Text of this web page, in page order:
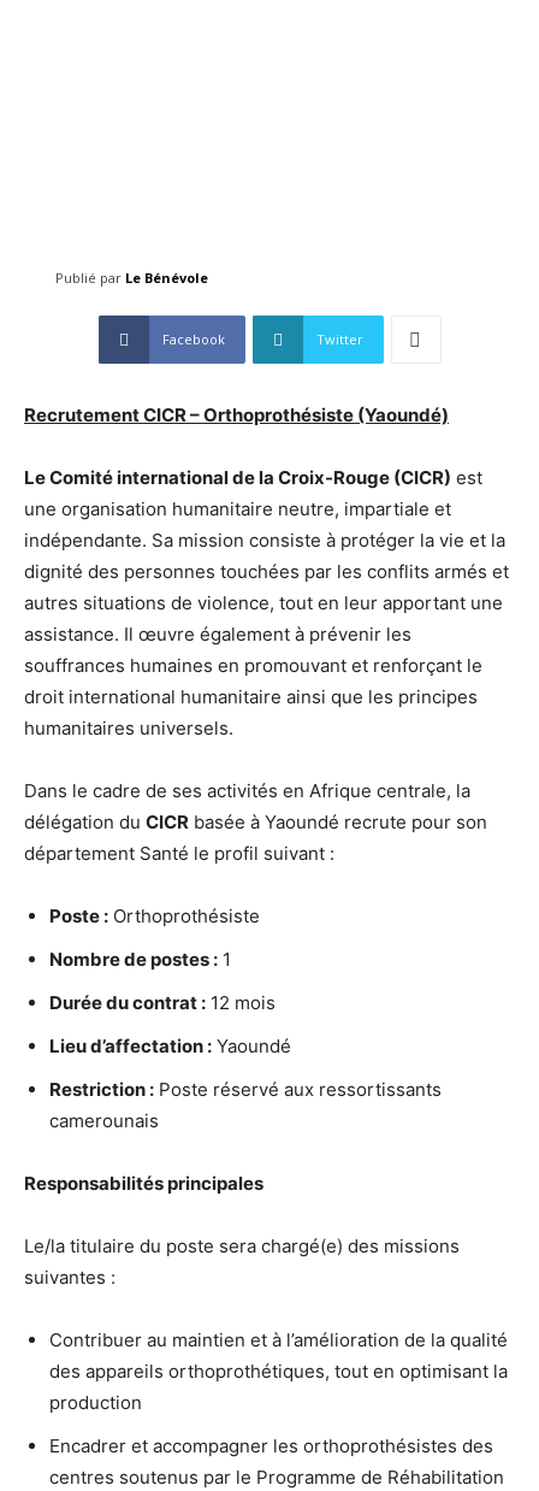
Publié par Le Bénévole
Facebook Twitter
Recrutement CICR – Orthoprothésiste (Yaoundé)
Le Comité international de la Croix-Rouge (CICR) est
une organisation humanitaire neutre, impartiale et
indépendante. Sa mission consiste à protéger la vie et la
dignité des personnes touchées par les conflits armés et
autres situations de violence, tout en leur apportant une
assistance. Il œuvre également à prévenir les
souffrances humaines en promouvant et renforçant le
droit international humanitaire ainsi que les principes
humanitaires universels.
Dans le cadre de ses activités en Afrique centrale, la
délégation du CICR basée à Yaoundé recrute pour son
département Santé le profil suivant :
Poste : Orthoprothésiste
Nombre de postes : 1
Durée du contrat : 12 mois
Lieu d’affectation : Yaoundé
Restriction : Poste réservé aux ressortissants
camerounais
Responsabilités principales
Le/la titulaire du poste sera chargé(e) des missions
suivantes :
Contribuer au maintien et à l’amélioration de la qualité
des appareils orthoprothétiques, tout en optimisant la
production
Encadrer et accompagner les orthoprothésistes des
centres soutenus par le Programme de Réhabilitation